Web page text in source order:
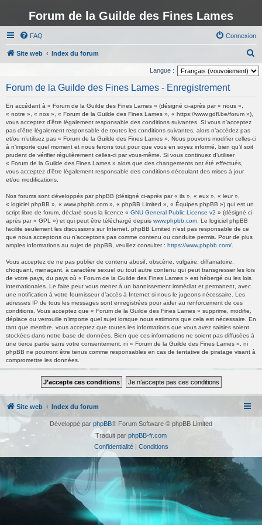
Forum de la Guilde des Fines Lames
FAQ Connexion
Site web Index du forum
e
c
Langue :
Forum de la Guilde des Fines Lames - Enregistrement
En accédant à « Forum de la Guilde des Fines Lames » (désigné ci-après par « nous »,
« notre », « nos », « Forum de la Guilde des Fines Lames », « https://www.gdfl.be/forum »),
vous acceptez d’être légalement responsable des conditions suivantes. Si vous n’acceptez
pas d’être légalement responsable de toutes les conditions suivantes, alors n’accédez pas
et/ou n’utilisez pas « Forum de la Guilde des Fines Lames ». Nous pouvons modifier celles-ci
à n’importe quel moment et nous ferons tout pour que vous en soyez informé, bien qu’il soit
prudent de vérifier régulièrement celles-ci par vous-même. Si vous continuez d’utiliser
« Forum de la Guilde des Fines Lames » alors que des changements ont été effectués,
vous acceptez d’être légalement responsable des conditions découlant des mises à jour
et/ou modifications.
Nos forums sont développés par phpBB (désigné ci-après par « ils », « eux », « leur »,
« logiciel phpBB », « www.phpbb.com », « phpBB Limited », « Équipes phpBB ») qui est un
script libre de forum, déclaré sous la licence « GNU General Public License v2 » (désigné ci-
après par « GPL ») et qui peut être téléchargé depuis www.phpbb.com . Le logiciel phpBB
facilite seulement les discussions sur Internet. phpBB Limited n’est pas responsable de ce
que nous acceptons ou n’acceptons pas comme contenu ou conduite permis. Pour de plus
amples informations au sujet de phpBB, veuillez consulter : https://www.phpbb.com/
Vous acceptez de ne pas publier de contenu abusif, obscène, vulgaire, diffamatoire,
choquant, menaçant, à caractère sexuel ou tout autre contenu qui peut transgresser les lois
de votre pays, du pays où « Forum de la Guilde des Fines Lames » est hébergé ou les lois
internationales. Le faire peut vous mener à un bannissement immédiat et permanent, avec
une notification à votre fournisseur d’accès à Internet si nous le jugeons nécessaire. Les
adresses IP de tous les messages sont enregistrées pour aider au renforcement de ces
conditions. Vous acceptez que « Forum de la Guilde des Fines Lames » supprime, modifie,
déplace ou verrouille n’importe quel sujet lorsque nous estimons que cela est nécessaire. En
tant que membre, vous acceptez que toutes les informations que vous avez saisies soient
stockées dans notre base de données. Bien que ces informations ne soient pas diffusées à
une tierce partie sans votre consentement, ni « Forum de la Guilde des Fines Lames », ni
phpBB ne pourront être tenus comme responsables en cas de tentative de piratage visant à
compromettre les données.
Site web Index du forum
Développé par phpBB® Forum Software © phpBB Limited
Traduit par phpBB-fr.com
Confidentialité| Conditions